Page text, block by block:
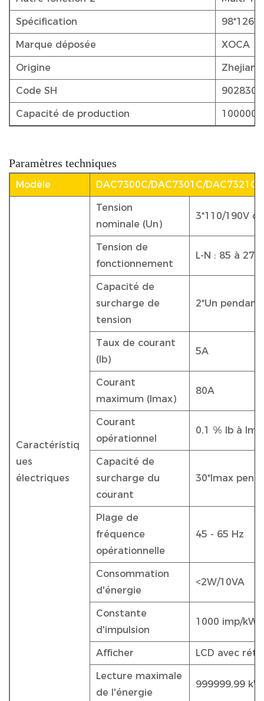
Spécification
Marque déposée XOCA
Origine
Code SH
Capacité de production
Paramètres techniques
Modèle DAC7300C/DAC7301C/DAC7321C/
Caractéristiq
ues
électriques
Tension
nominale (Un)
3*110/190V
Tension de
fonctionnement
L-N : 85 à 275
Capacité de
surcharge de
tension
2*Un pendant
Taux de courant
(Ib)
5A
Courant
maximum (Imax)
80A
Courant
opérationnel
0,1 % Ib à
Capacité de
surcharge du
courant
30*Imax
Plage de
fréquence
opérationnelle
45 - 65 Hz
Consommation
d'énergie
<2W/10VA
Constante
d'impulsion
1000 imp/kWh
Afficher LCD avec
Lecture maximale
de l'énergie
999999,99